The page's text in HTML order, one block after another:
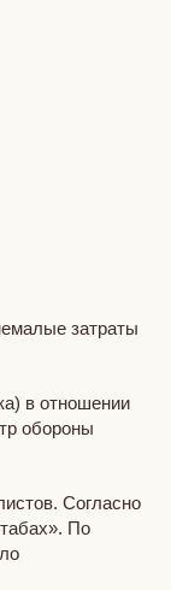
затраты
в отношении
обороны
Согласно
По